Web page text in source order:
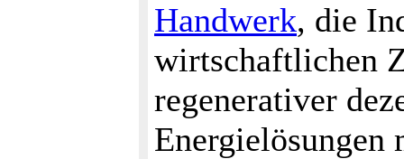
Handwerk, die
wirtschaftlichen
regenerativer